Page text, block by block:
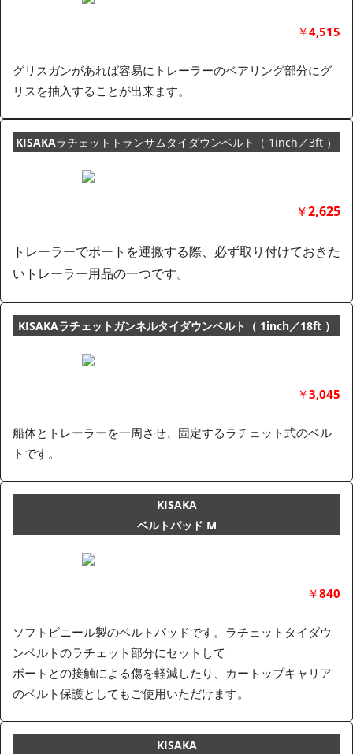
￥4,515
グリスガンがあれば容易にトレーラーのベアリング部分にグ
リスを抽入することが出来ます。
KISAKAラチェットトランサムタイダウンベルト （ 1inch／3ft ）
￥2,625
トレーラーでボートを運搬する際、必ず取り付けておきた
いトレーラー用品の一つです。
KISAKAラチェットガンネルタイダウンベルト （ 1inch／18ft ）
￥3,045
船体とトレーラーを一周させ、固定するラチェット式のベル
トです。
KISAKA
ベルトパッド M
￥840
ソフトビニール製のベルトパッドです。ラチェットタイダウ
ンベルトのラチェット部分にセットして
ボートとの接触による傷を軽減したり、カートップキャリア
のベルト保護としてもご使用いただけます。
KISAKA